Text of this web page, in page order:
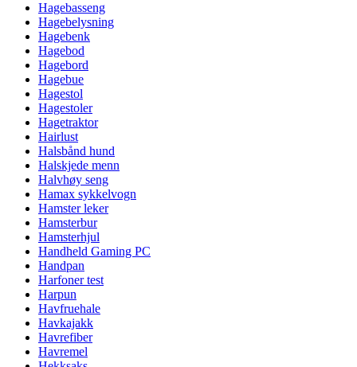
Hagebasseng
Hagebelysning
Hagebenk
Hagebod
Hagebord
Hagebue
Hagestol
Hagestoler
Hagetraktor
Hairlust
Halsbånd hund
Halskjede menn
Halvhøy seng
Hamax sykkelvogn
Hamster leker
Hamsterbur
Hamsterhjul
Handheld Gaming PC
Handpan
Harfoner test
Harpun
Havfruehale
Havkajakk
Havrefiber
Havremel